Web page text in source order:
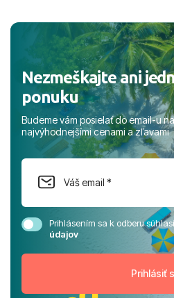
Nezmeškajte ani
ponuku
Budeme vám posielať do email-u
najvýhodnejšími cenami a zľavami
Prihlásením sa k odberu
údajov